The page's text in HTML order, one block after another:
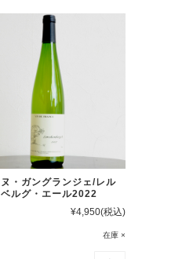
ヌ・ガングランジェ/レル
ルグ・エール2022
¥4,950(税込)
在庫 ×